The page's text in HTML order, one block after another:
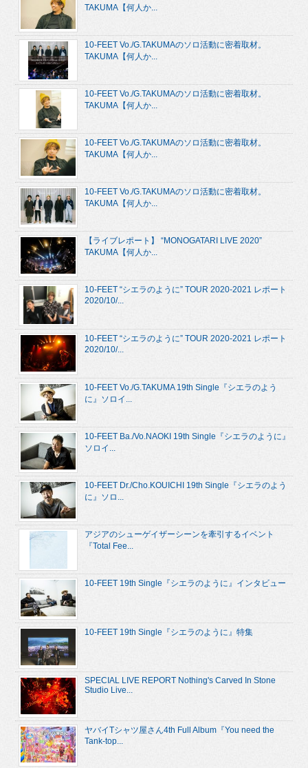
TAKUMA【何人か...
10-FEET Vo./G.TAKUMAのソロ活動に密着取材。
TAKUMA【何人か...
10-FEET Vo./G.TAKUMAのソロ活動に密着取材。
TAKUMA【何人か...
10-FEET Vo./G.TAKUMAのソロ活動に密着取材。
TAKUMA【何人か...
10-FEET Vo./G.TAKUMAのソロ活動に密着取材。
TAKUMA【何人か...
【ライブレポート】 “MONOGATARI LIVE 2020”
TAKUMA【何人か...
10-FEET “シエラのように” TOUR 2020-2021 レポート
2020/10/...
10-FEET “シエラのように” TOUR 2020-2021 レポート
2020/10/...
10-FEET Vo./G.TAKUMA 19th Single『シエラのよう
に』ソロイ...
10-FEET Ba./Vo.NAOKI 19th Single『シエラのように』
ソロイ...
10-FEET Dr./Cho.KOUICHI 19th Single『シエラのよう
に』ソロ...
アジアのシューゲイザーシーンを牽引するイベント
『Total Fee...
10-FEET 19th Single『シエラのように』インタビュー
10-FEET 19th Single『シエラのように』特集
SPECIAL LIVE REPORT Nothing's Carved In Stone
Studio Live...
ヤバイTシャツ屋さん4th Full Album『You need the
Tank-top...